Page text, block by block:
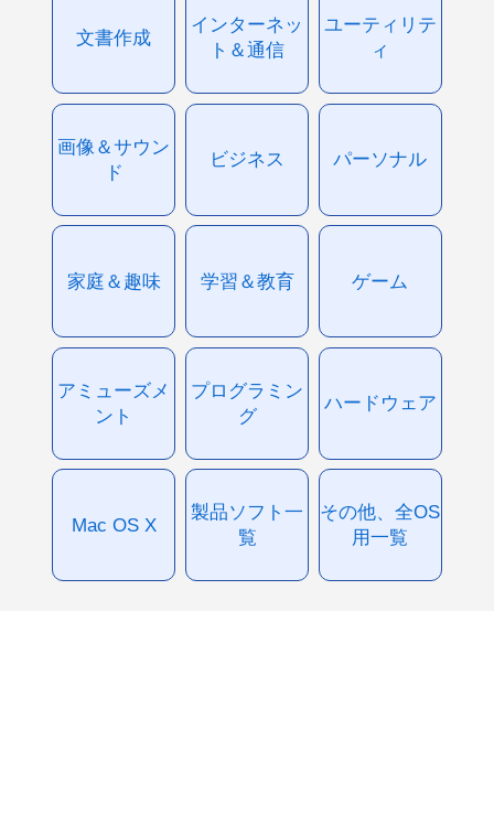
文書作成
インターネッ
ト＆通信
ユーティリテ
ィ
画像＆サウン
ド
ビジネス パーソナル
家庭＆趣味 学習＆教育 ゲーム
アミューズメ
ント
プログラミン
グ
ハードウェア
Mac OS X
製品ソフト一
覧
その他、全OS
用一覧